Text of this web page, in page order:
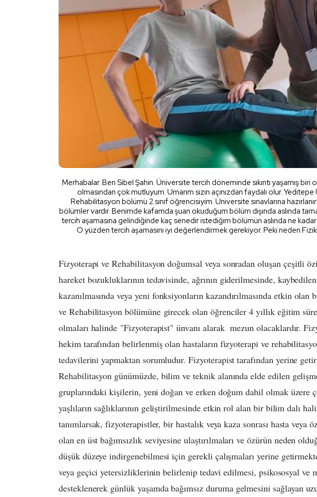
Merhabalar. Ben Sibel Şahin. Üniversite tercih döneminde sıkıntı yaşamış biri
olmasından çok mutluyum. Umarım sizin açınızdan faydalı olur.
Rehabilitasyon bölümü 2.sınıf öğrencisiyim. Üniversite sınavlarına
bölümler vardır. Benimde kafamda şuan okuduğum bölüm dışında aslında
tercih aşamasına gelindiğinde kaç senedir istediğim bölümün aslında ne kadar
O yüzden tercih aşamasını iyi değerlendirmek gerekiyor. Peki neden
Fizyoterapi ve Rehabilitasyon doğumsal veya sonradan oluşan çeşitli
hareket bozukluklarının tedavisinde, ağrının giderilmesinde,
kazanılmasında veya yeni fonksiyonların kazandırılmasında etkin
ve Rehabilitasyon bölümüne girecek olan öğrenciler 4 yıllık eğitim
olmaları halinde "Fizyoterapist" ünvanı alarak mezun olacaklardır.
hekim tarafından belirlenmiş olan hastaların fizyoterapi ve
tedavilerini yapmaktan sorumludur. Fizyoterapist tarafından yerine
Rehabilitasyon günümüzde, bilim ve teknik alanında elde edilen
gruplarındaki kişilerin, yeni doğan ve erken doğum dahil olmak üzere
yaşlıların sağlıklarının geliştirilmesinde etkin rol alan bir bilim dalı
tanımlarsak, fizyoterapistler, bir hastalık veya kaza sonrası hasta
olan en üst bağımsızlık seviyesine ulaştırılmaları ve özürün neden
düşük düzeye indirgenebilmesi için gerekli çalışmaları yerine
veya geçici yetersizliklerinin belirlenip tedavi edilmesi, psikososyal ve
desteklenerek günlük yaşamda bağımsız duruma gelmesini sağlayan